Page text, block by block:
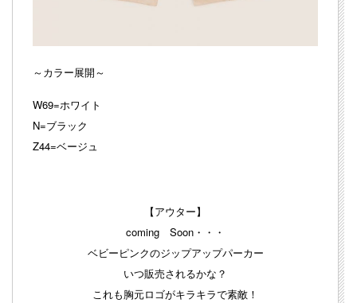
～カラー展開～
W69=ホワイト
N=ブラック
Z44=ベージュ
【アウター】
coming Soon・・・
ベビーピンクのジップアップパーカー
いつ販売されるかな？
これも胸元ロゴがキラキラで素敵！